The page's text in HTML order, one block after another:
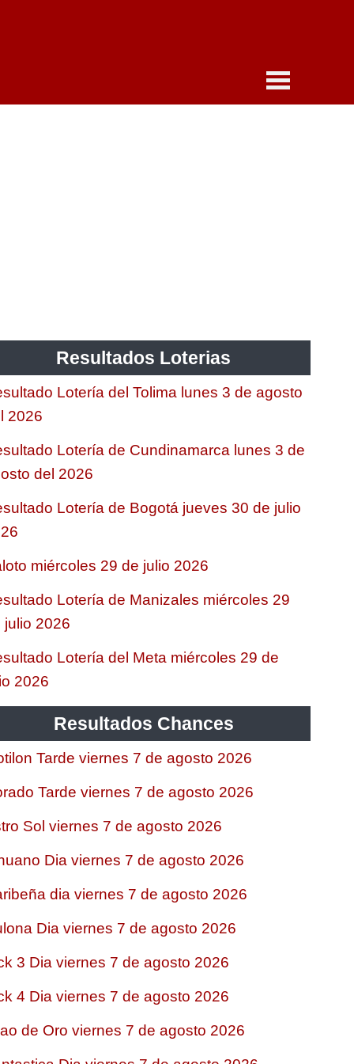
Resultados Loterias
Lotería del Tolima lunes 3 de agosto
2026
Lotería de Cundinamarca lunes 3 de
del 2026
Lotería de Bogotá jueves 30 de julio
miércoles 29 de julio 2026
Lotería de Manizales miércoles 29
julio 2026
Lotería del Meta miércoles 29 de
2026
Resultados Chances
Tarde viernes 7 de agosto 2026
Tarde viernes 7 de agosto 2026
Sol viernes 7 de agosto 2026
Dia viernes 7 de agosto 2026
dia viernes 7 de agosto 2026
Dia viernes 7 de agosto 2026
3 Dia viernes 7 de agosto 2026
4 Dia viernes 7 de agosto 2026
de Oro viernes 7 de agosto 2026